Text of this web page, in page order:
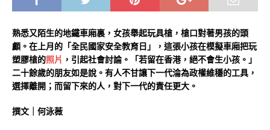
熟悉又陌生的地鐵車廂裏，女孩舉起玩具槍，槍口對著男孩的頭
顱。在上月的「全民國家安全教育日」，這張小孩在模擬車廂把玩
塑膠槍的照片 ，引起社會討論。「若留在香港，絕不會生小孩。」
二十餘歲的朋友如是說。有人不甘讓下一代淪為政權維穩的工具，
選擇離開；而留下來的人，對下一代的責任更大。
撰文｜何泳薇